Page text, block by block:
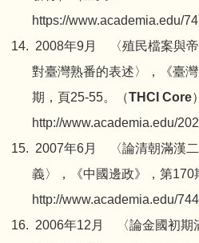
https://www.academia.edu/
2008年9月 〈殖民檔案與
對臺灣熟番的表述〉，《臺
期，頁25-55。（THCI Core
http://www.academia.edu/
2007年6月 〈論清朝滿漢
義〉，《中國邊政》，第170
http://www.academia.edu/
2006年12月 〈論金國初期